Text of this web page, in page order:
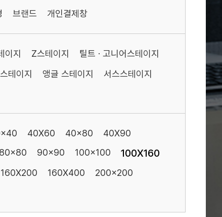
브랜드 개인결제창
이지 Z스테이지
틸트 · 고니어스테이지
테이지 앵글 스테이지
서스스테이지
40X60 40x80
40X90
80x80 90x90 100x100 100X160
160X200 160X400
200x200